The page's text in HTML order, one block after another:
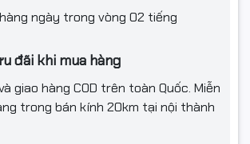
ngày trong vòng 02 tiếng
đãi khi mua hàng
giao hàng COD trên toàn Quốc. Miễn
trong bán kính 20km tại nội thành